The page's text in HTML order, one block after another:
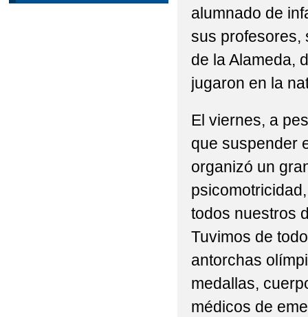
alumnado de
sus profesores,
de la Alameda,
jugaron en la
El viernes, a
que suspender
organizó un
todos nuestros
Tuvimos de
antorchas
medallas,
médicos de